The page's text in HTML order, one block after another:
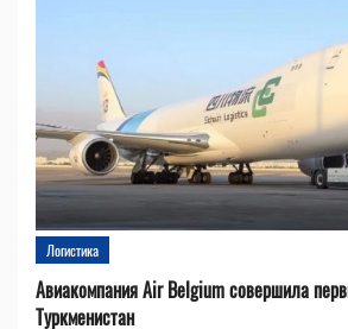
Логистика
Авиакомпания Air Belgium совершила
Туркменистан